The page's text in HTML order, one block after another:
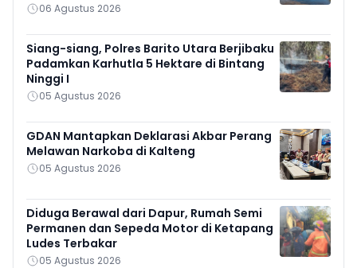
06 Agustus 2026
Siang-siang, Polres Barito Utara Berjibaku
Padamkan Karhutla 5 Hektare di Bintang
Ninggi I
05 Agustus 2026
GDAN Mantapkan Deklarasi Akbar Perang
Melawan Narkoba di Kalteng
05 Agustus 2026
Diduga Berawal dari Dapur, Rumah Semi
Permanen dan Sepeda Motor di Ketapang
Ludes Terbakar
05 Agustus 2026